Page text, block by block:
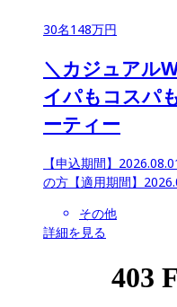
30名148万円
＼カジュアル
イパもコスパ
ーティー
【申込期間】
の方 【適用期間】
その他
詳細を見る